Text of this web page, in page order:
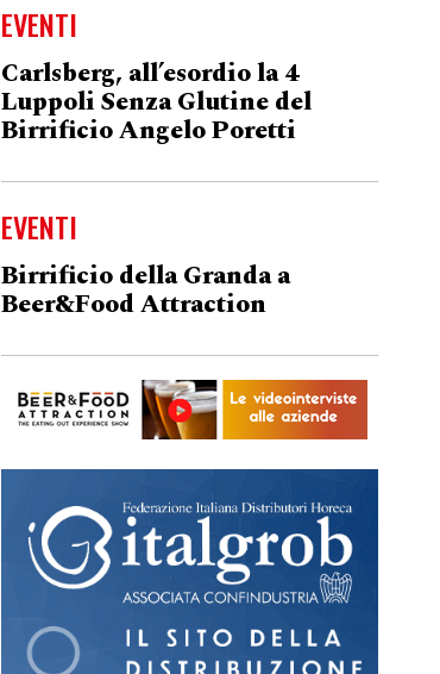
EVENTI
Carlsberg, all’esordio la 4
Luppoli Senza Glutine del
Birrificio Angelo Poretti
EVENTI
Birrificio della Granda a
Beer&Food Attraction